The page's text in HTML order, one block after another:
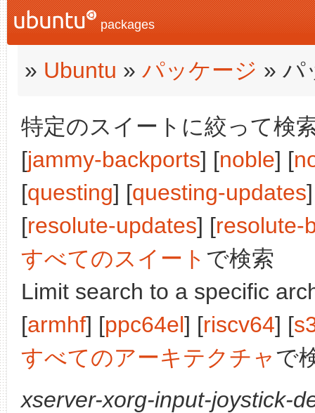
packages
» Ubuntu » パッケージ » パ
特定のスイートに絞って検
[jammy-backports] [noble] [
[questing] [questing-updates
[resolute-updates] [resolute-
すべてのスイート で検索
Limit search to a specific
[armhf] [ppc64el] [riscv64] [
すべてのアーキテクチャで
xserver-xorg-input-joystick-